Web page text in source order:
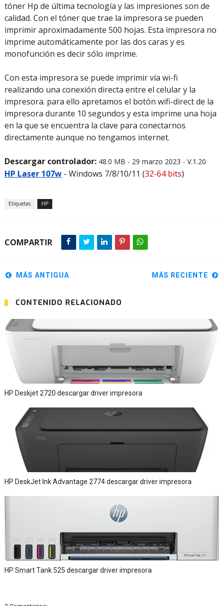
tóner Hp de última tecnología y las impresiones son de
calidad. Con el tóner que trae la impresora se pueden
imprimir aproximadamente 500 hojas. Esta impresora no
imprime automáticamente por las dos caras y es
monofunción es decir sólo imprime.
Con esta impresora se puede imprimir vía wi-fi
realizando una conexión directa entre el celular y la
impresora. para ello apretamos el botón wifi-direct de la
impresora durante 10 segundos y esta imprime una hoja
en la que se encuentra la clave para conectarnos
directamente aunque no tengamos internet.
Descargar controlador: 48.0 MB - 29 marzo 2023 - V.1.20
HP Laser 107w- Windows 7/8/10/11 (32-64 bits)
Etiquetas: HP
COMPARTIR
MÁS RECIENTE
MÁS ANTIGUA
CONTENIDO RELACIONADO
HP Deskjet 2720 descargar driver impresora
HP DeskJet Ink Advantage 2774 descargar driver impresora
HP Smart Tank 525 descargar driver impresora